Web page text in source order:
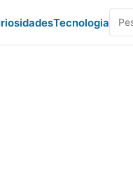
Tecnologia